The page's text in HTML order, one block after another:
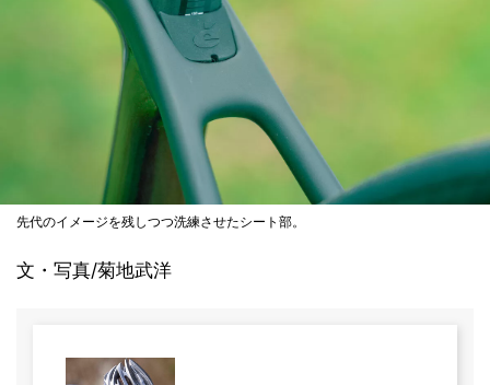
先代のイメージを残しつつ洗練させたシート部。
文・写真/菊地武洋